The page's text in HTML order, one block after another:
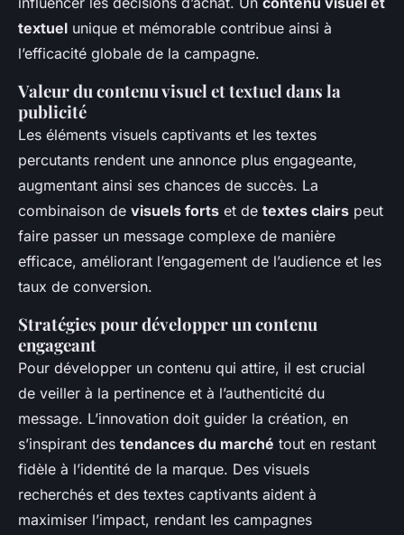
textuel unique et mémorable contribue ainsi à
l’efficacité globale de la campagne.
Valeur du contenu visuel et textuel dans la
publicité
Les éléments visuels captivants et les textes
percutants rendent une annonce plus engageante,
augmentant ainsi ses chances de succès. La
combinaison de visuels forts et de textes clairs peut
faire passer un message complexe de manière
efficace, améliorant l’engagement de l’audience et les
taux de conversion.
Stratégies pour développer un contenu
engageant
Pour développer un contenu qui attire, il est crucial
de veiller à la pertinence et à l’authenticité du
message. L’innovation doit guider la création, en
s’inspirant des tendances du marché tout en restant
fidèle à l’identité de la marque. Des visuels
recherchés et des textes captivants aident à
maximiser l’impact, rendant les campagnes